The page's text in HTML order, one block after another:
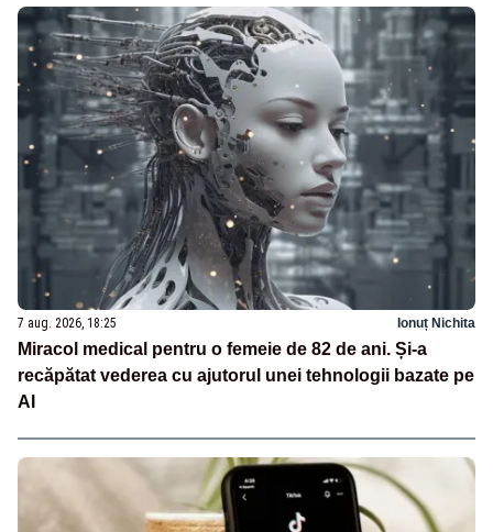
7 aug. 2026, 18:25 Ionuț Nichita
Miracol medical pentru o femeie de 82 de ani. Și-a
recăpătat vederea cu ajutorul unei tehnologii bazate pe
AI